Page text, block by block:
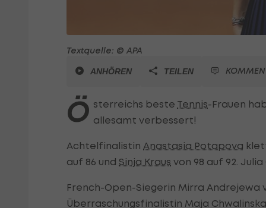
Textquelle: © APA
ANHÖREN TEILEN
Ö sterreichs beste Tennis-Frauen
allesamt verbessert!
Achtelfinalistin Anastasia Potapova
auf 86 und Sinja Kraus von 98 auf 92.
French-Open-Siegerin Mirra Andrejewa
Überraschungsfinalistin Maja